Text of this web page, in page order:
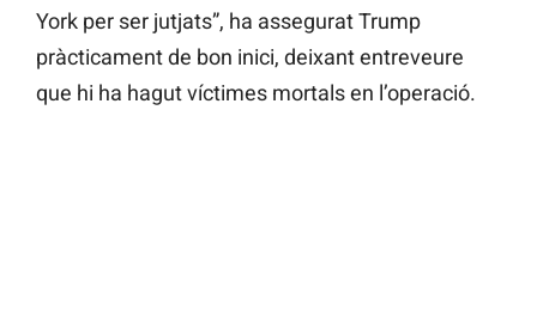
York per ser jutjats”, ha assegurat Trump
pràcticament de bon inici, deixant entreveure
que hi ha hagut víctimes mortals en l’operació.